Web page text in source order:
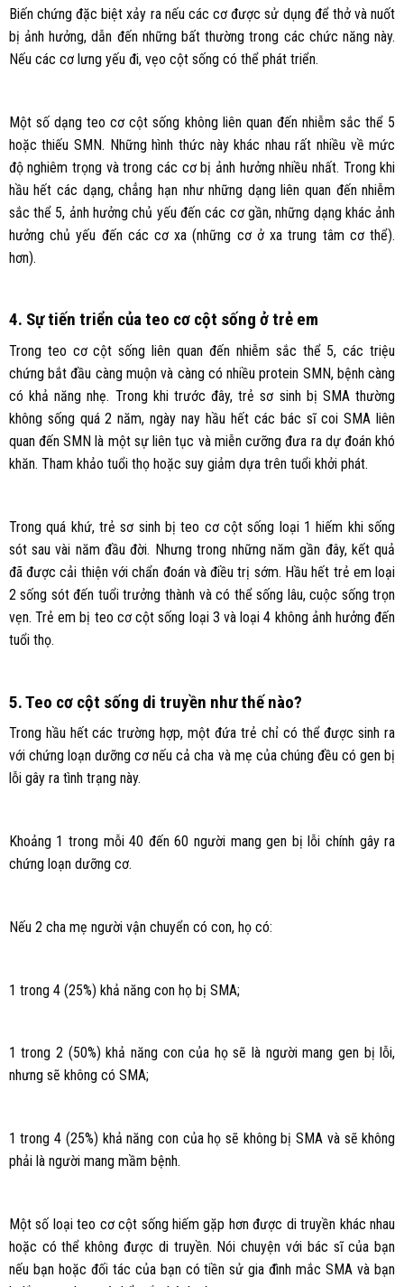
Biến chứng đặc biệt xảy ra nếu các cơ được sử dụng để thở và nuốt
bị ảnh hưởng, dẫn đến những bất thường trong các chức năng này.
Nếu các cơ lưng yếu đi, vẹo cột sống có thể phát triển.
Một số dạng teo cơ cột sống không liên quan đến nhiễm sắc thể 5
hoặc thiếu SMN. Những hình thức này khác nhau rất nhiều về mức
độ nghiêm trọng và trong các cơ bị ảnh hưởng nhiều nhất. Trong khi
hầu hết các dạng, chẳng hạn như những dạng liên quan đến nhiễm
sắc thể 5, ảnh hưởng chủ yếu đến các cơ gần, những dạng khác ảnh
hưởng chủ yếu đến các cơ xa (những cơ ở xa trung tâm cơ thể).
hơn).
4. Sự tiến triển của teo cơ cột sống ở trẻ em
Trong teo cơ cột sống liên quan đến nhiễm sắc thể 5, các triệu
chứng bắt đầu càng muộn và càng có nhiều protein SMN, bệnh càng
có khả năng nhẹ. Trong khi trước đây, trẻ sơ sinh bị SMA thường
không sống quá 2 năm, ngày nay hầu hết các bác sĩ coi SMA liên
quan đến SMN là một sự liên tục và miễn cưỡng đưa ra dự đoán khó
khăn. Tham khảo tuổi thọ hoặc suy giảm dựa trên tuổi khởi phát.
Trong quá khứ, trẻ sơ sinh bị teo cơ cột sống loại 1 hiếm khi sống
sót sau vài năm đầu đời. Nhưng trong những năm gần đây, kết quả
đã được cải thiện với chẩn đoán và điều trị sớm. Hầu hết trẻ em loại
2 sống sót đến tuổi trưởng thành và có thể sống lâu, cuộc sống trọn
vẹn. Trẻ em bị teo cơ cột sống loại 3 và loại 4 không ảnh hưởng đến
tuổi thọ.
5. Teo cơ cột sống di truyền như thế nào?
Trong hầu hết các trường hợp, một đứa trẻ chỉ có thể được sinh ra
với chứng loạn dưỡng cơ nếu cả cha và mẹ của chúng đều có gen bị
lỗi gây ra tình trạng này.
Khoảng 1 trong mỗi 40 đến 60 người mang gen bị lỗi chính gây ra
chứng loạn dưỡng cơ.
Nếu 2 cha mẹ người vận chuyển có con, họ có:
1 trong 4 (25%) khả năng con họ bị SMA;
1 trong 2 (50%) khả năng con của họ sẽ là người mang gen bị lỗi,
nhưng sẽ không có SMA;
1 trong 4 (25%) khả năng con của họ sẽ không bị SMA và sẽ không
phải là người mang mầm bệnh.
Một số loại teo cơ cột sống hiếm gặp hơn được di truyền khác nhau
hoặc có thể không được di truyền. Nói chuyện với bác sĩ của bạn
nếu bạn hoặc đối tác của bạn có tiền sử gia đình mắc SMA và bạn